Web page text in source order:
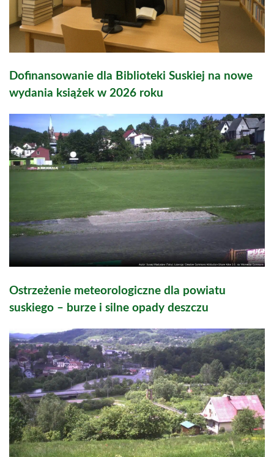
Dofinansowanie dla Biblioteki Suskiej na nowe
wydania książek w 2026 roku
Ostrzeżenie meteorologiczne dla powiatu
suskiego – burze i silne opady deszczu